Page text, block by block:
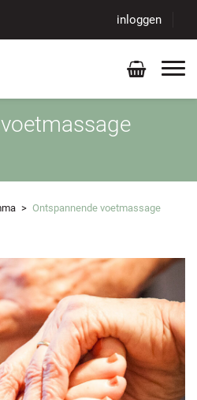
inloggen
> Ontspannende voetmassage